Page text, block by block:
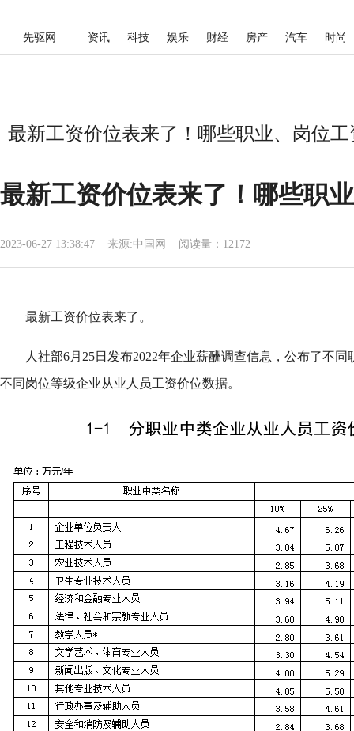
先驱网 资讯 科技 娱乐 财经 房产 汽车 时尚
最新工资价位表来了！哪些职业、岗位
最新工资价位表来了！哪些职
2023-06-27 13:38:47 来源:中国网 阅读量：12172
最新工资价位表来了。
人社部6月25日发布2022年企业薪酬调查信息，公布了不
不同岗位等级企业从业人员工资价位数据。